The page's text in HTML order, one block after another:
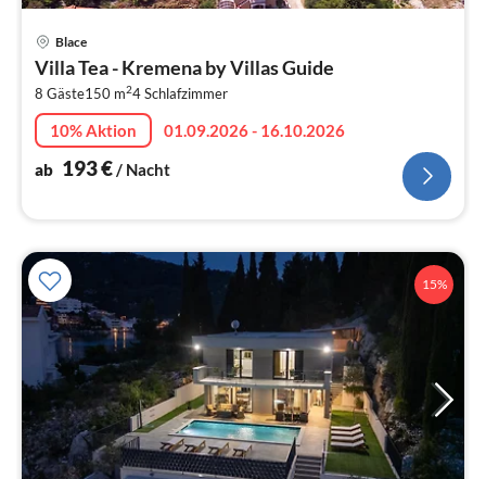
Blace
Villa Tea - Kremena by Villas Guide
8 Gäste150 m24Schlafzimmer
10% Aktion
01.09.2026 - 16.10.2026
ab 193€/ Nacht
15%